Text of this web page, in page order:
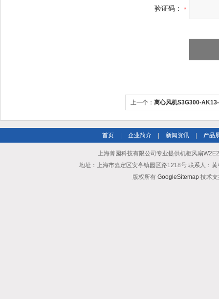
验证码：
上一个： 离心风机S3G300-
首页 企业简介 新闻资讯 产品
上海菁园科技有限公司专业提供机柜风扇
地址：上海市嘉定区安亭镇园区路1218号 联系人：
版权所有 GoogleSitemap技术支